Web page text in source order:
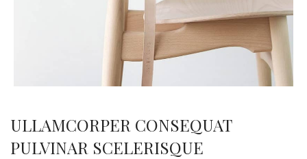
ULLAMCORPER CONSEQUAT
PULVINAR SCELERISQUE